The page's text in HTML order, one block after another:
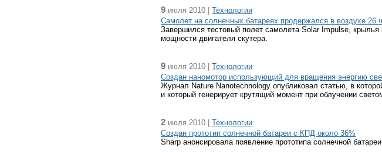
9 июля 2010 | Технологии
Самолет на солнечных батареях продержался в воздухе 26
Завершился тестовый полет самолета Solar Impulse,
мощности двигателя скутера.
9 июля 2010 | Технологии
Создан наномотор использующий для вращения энергию
Журнал Nature Nanotechnology опубликовал статью, в
и который генерирует крутящий момент при облучении
2 июля 2010 | Технологии
Создан прототип солнечной батареи с КПД около 36%
Sharp анонсировала появление прототипа солнечной